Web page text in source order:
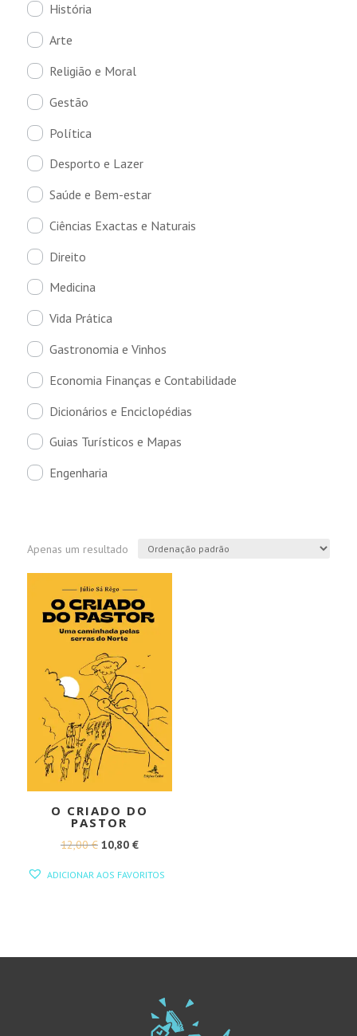
História
Arte
Religião e Moral
Gestão
Política
Desporto e Lazer
Saúde e Bem-estar
Ciências Exactas e Naturais
Direito
Medicina
Vida Prática
Gastronomia e Vinhos
Economia Finanças e Contabilidade
Dicionários e Enciclopédias
Guias Turísticos e Mapas
Engenharia
Apenas um resultado
O CRIADO DO
PASTOR
12,00€ O
10,80 €O
ADICIONAR AOS FAVORITOS